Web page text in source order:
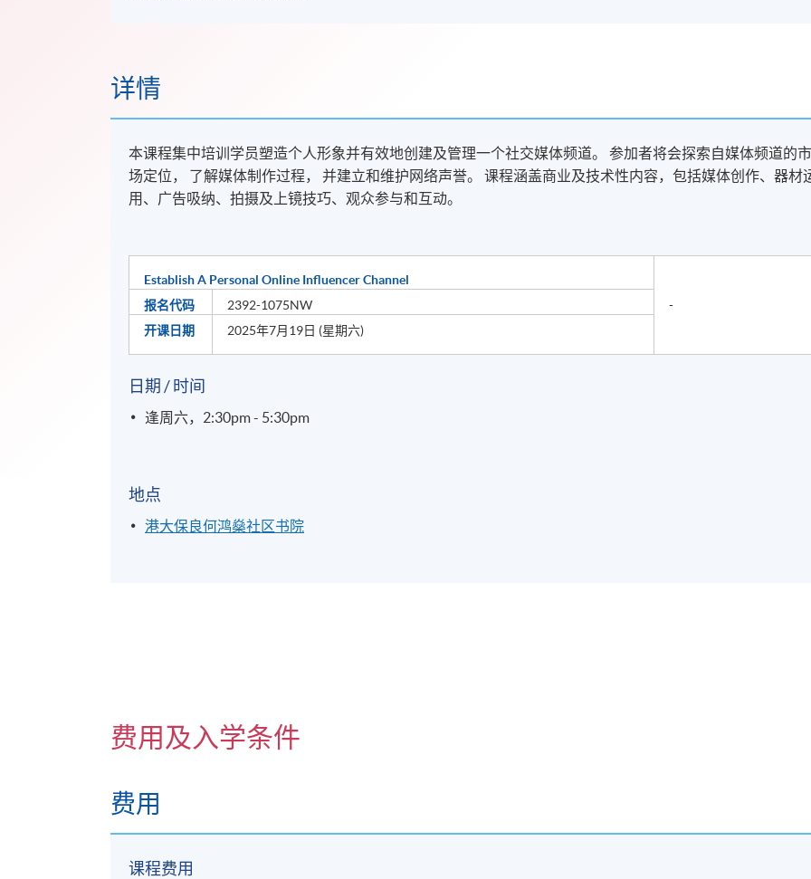
详情
本课程集中培训学员塑造个人形象并有效地创建及管理一个社交媒体频道。 参加者将会探索自媒体频道的
场定位， 了解媒体制作过程， 并建立和维护网络声誉。 课程涵盖商业及技术性内容，包括媒体创作、器材
用、广告吸纳、拍摄及上镜技巧、观众参与和互动。
Establish A Personal Online Influencer Channel
-
报名代码
2392-1075NW
开课日期
2025年7月19日 (星期六)
日期 / 时间
逢周六，2:30pm - 5:30pm
地点
港大保良何鸿燊社区书院
费用及入学条件
费用
课程费用